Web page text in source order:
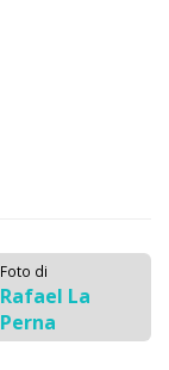
Foto di
Rafael La
Perna